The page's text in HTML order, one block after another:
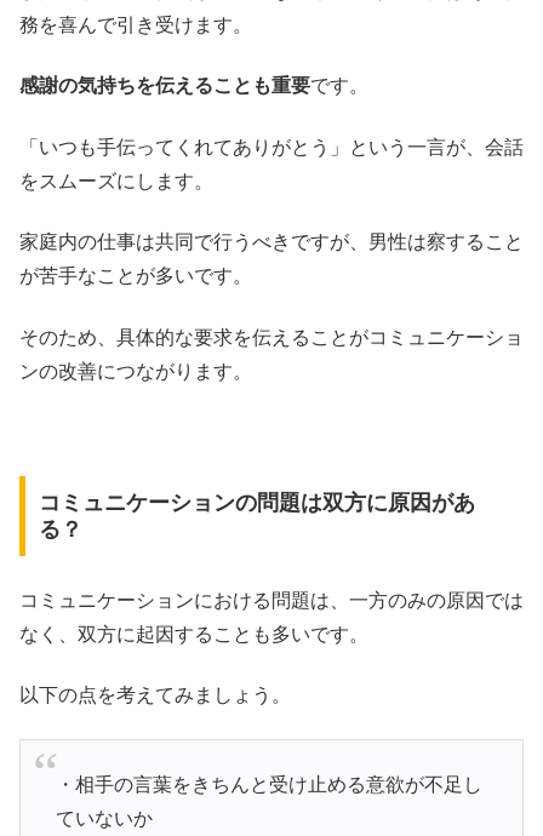
務を喜んで引き受けます。
感謝の気持ちを伝えることも重要です。
「いつも手伝ってくれてありがとう」という一言が、会話
をスムーズにします。
家庭内の仕事は共同で行うべきですが、男性は察すること
が苦手なことが多いです。
そのため、具体的な要求を伝えることがコミュニケーショ
ンの改善につながります。
コミュニケーションの問題は双方に原因があ
る？
コミュニケーションにおける問題は、一方のみの原因では
なく、双方に起因することも多いです。
以下の点を考えてみましょう。
・相手の言葉をきちんと受け止める意欲が不足し
ていないか